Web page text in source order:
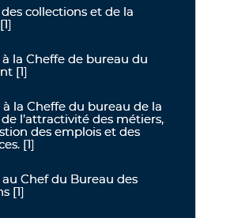
et de la recherche
collections et de la
[1]
de bureau du recrutement
la Cheffe de bureau du
[1]
du bureau de la formation, de l’attractivité
la Cheffe du bureau de la
l’attractivité des métiers,
des emplois et des
[1]
du Bureau des Concessions
Chef du Bureau des
[1]